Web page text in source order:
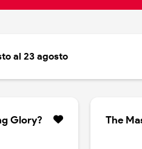
al 23 agosto
Glory? The